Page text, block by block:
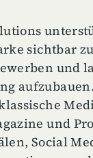
sichtbar
und
und
Social